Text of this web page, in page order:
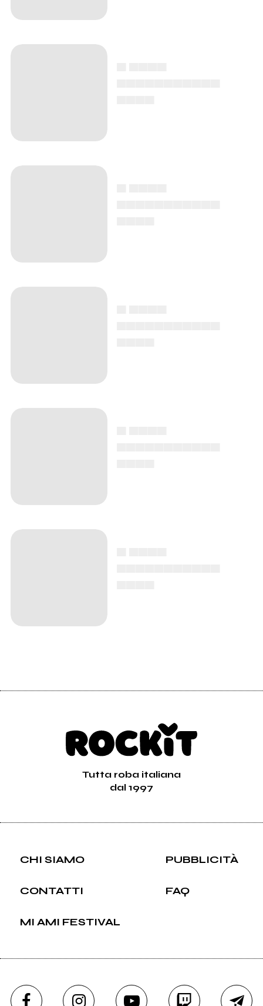
Tutta roba italiana
dal 1997
CHI SIAMO PUBBLICITÀ
CONTATTI FAQ
MI AMI FESTIVAL